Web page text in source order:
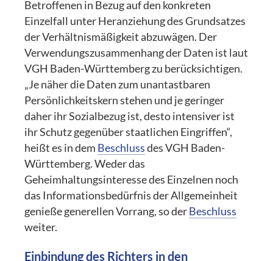
Betroffenen in Bezug auf den konkreten
Einzelfall unter Heranziehung des Grundsatzes
der Verhältnismäßigkeit abzuwägen. Der
Verwendungszusammenhang der Daten ist laut
VGH Baden-Württemberg zu berücksichtigen.
„Je näher die Daten zum unantastbaren
Persönlichkeitskern stehen und je geringer
daher ihr Sozialbezug ist, desto intensiver ist
ihr Schutz gegenüber staatlichen Eingriffen“,
heißt es in dem Beschlussdes VGH Baden-
Württemberg. Weder das
Geheimhaltungsinteresse des Einzelnen noch
das Informationsbedürfnis der Allgemeinheit
genieße generellen Vorrang, so derBeschluss
weiter.
Einbindung des Richters in den